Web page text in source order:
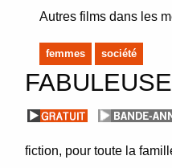
Autres films dans les
femmes société
fiction pour toute la